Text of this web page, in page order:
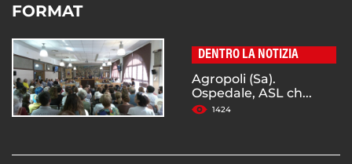
FORMAT
DENTRO LA NOTIZIA
Agropoli (Sa).
Ospedale, ASL ch...
1424